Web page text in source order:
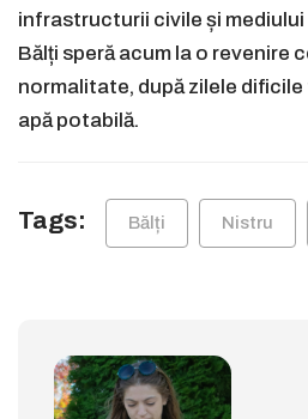
infrastructurii civile și
Bălți speră acum la o revenire
normalitate, după zilele
apă potabilă.
Tags: Bălți Nistru